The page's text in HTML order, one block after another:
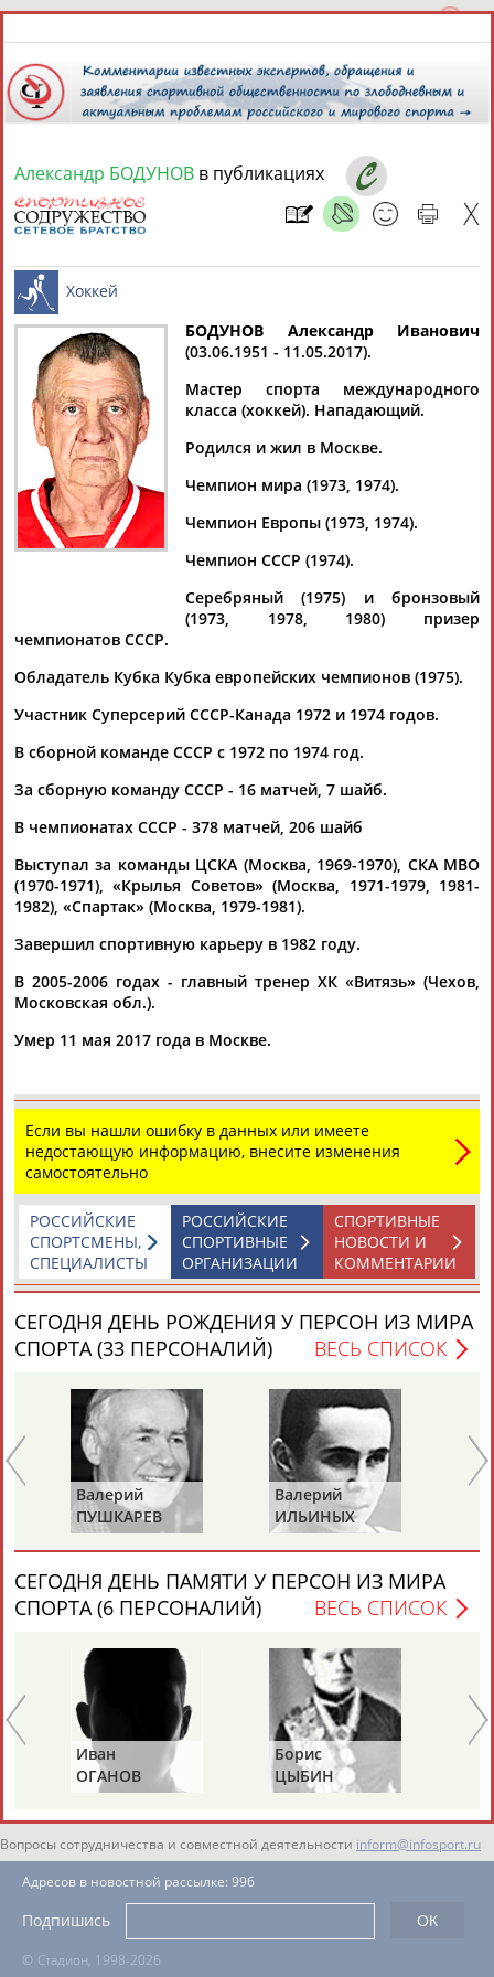
7 августа 2026 года,
СПОРТСМЕНЫ, ТРЕНЕРЫ И СПЕЦИАЛИСТЫ
Найдено: 13181персон Расширенный поиск
Аслаудин
АБАЕВ
Елена
АБАИМОВА
АБАКУМОВА
АБАЛАКИНА
Тамилла
АБАСОВА
Рамазан
АБАЧАРАЕВ
Ростом
АБАШИДЗЕ
Флюра
АББАТЕ-
БУЛАТОВА
Татьяна
АББЯСОВА
Акжана
АБДИКАРИМОВА
Артур
Каримжан
АБДРАХМАНОВ
Аделя
АБДРАХМАНОВА
Андрей
Герман
Рамазан
АБДУЛАЕВ
Тагир
АБДУЛАЕВ
Камиль
АБДУЛАЗИЗОВ
Загалав
АБДУЛБЕКОВ
Камалудин
АБДУЛДАУДОВ
Абдула
АБДУЛЖАЛИЛОВ
Магомед
АБДУЛКАГИРОВ
Назир
АБДУЛЛАЕВ
ЕЩЁ ПЕРСОНЫ
ТАБЛО АКТИВНОСТИ
ЦЕЛИ ПРОЕКТА КОНТАКТЫ НАШИ КНОПКИ РЕКЛАМА
Вопросы сотрудничества и совместной деятельности inform@infosport.ru
© Стадион, 1998-2026
Адресов в новостной рассылке: 996
Подпишись
Александр БОДУНОВ в публикациях
Хоккей
БОДУНОВ Александр Иванович
(03.06.1951 - 11.05.2017).
Мастер спорта международного
класса (хоккей). Нападающий.
Родился и жил в Москве.
Чемпион мира (1973, 1974).
Чемпион Европы (1973, 1974).
Чемпион СССР (1974).
Серебряный (1975) и бронзовый
(1973, 1978, 1980) призер
чемпионатов СССР.
Обладатель Кубка Кубка европейских чемпионов (1975).
Участник Суперсерий СССР-Канада 1972 и 1974 годов.
В сборной команде СССР с 1972 по 1974 год.
За сборную команду СССР - 16 матчей, 7 шайб.
В чемпионатах СССР - 378 матчей, 206 шайб
Выступал за команды ЦСКА (Москва, 1969-1970), СКА МВО
(1970-1971), «Крылья Советов» (Москва, 1971-1979, 1981-
1982), «Спартак» (Москва, 1979-1981).
Завершил спортивную карьеру в 1982 году.
В 2005-2006 годах - главный тренер ХК «Витязь» (Чехов,
Московская обл.).
Умер 11 мая 2017 года в Москве.
Если вы нашли ошибку в данных или имеете
недостающую информацию, внесите изменения
самостоятельно
СПОРТИВНЫЕ
НОВОСТИ И
КОММЕНТАРИИ
РОССИЙСКИЕ
СПОРТИВНЫЕ
ОРГАНИЗАЦИИ
РОССИЙСКИЕ
СПОРТСМЕНЫ,
СПЕЦИАЛИСТЫ
СЕГОДНЯ ДЕНЬ РОЖДЕНИЯ У ПЕРСОН ИЗ МИРА
СПОРТА (33 ПЕРСОНАЛИЙ)
ВЕСЬ СПИСОК
Валерий
ПУШКАРЕВ
Валерий
ИЛЬИНЫХ
СЕГОДНЯ ДЕНЬ ПАМЯТИ У ПЕРСОН ИЗ МИРА
СПОРТА (6 ПЕРСОНАЛИЙ)
ВЕСЬ СПИСОК
Иван
ОГАНОВ
Борис
ЦЫБИН